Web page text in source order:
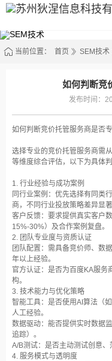
当前位置： 首页 SEM技术
如何判断竞
发布时间：
如何判断竞价托管服务商是否专
选择专业的竞价托管服务商需
等维度综合评估，以下为具体判
1. 行业经验与成功案例‌
同行业案例‌：优先选择有同类
商，不同行业投放策略差异显著
客户反馈‌：要求提供真实客户
15%-30%）及合作案例复盘。
2. 团队专业度与资质认证‌
团队配置‌：需具备竞价师、数
年以上经验。
官方认证‌：是否为百度KA服务
构。
3. 技术能力与优化策略‌
智能工具‌：是否使用AI算法（
人工经验。
数据驱动‌：能否提供实时数据
追踪）。
A/B测试‌：是否主动测试创意
4. 服务模式与透明度‌